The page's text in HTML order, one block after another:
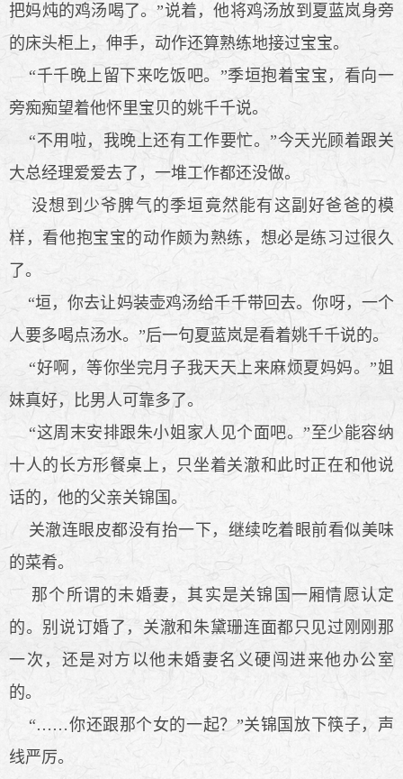
把妈炖的鸡汤喝了。”说着，他将鸡汤放到夏蓝岚身旁
的床头柜上，伸手，动作还算熟练地接过宝宝。
“千千晚上留下来吃饭吧。”季垣抱着宝宝，看向一
旁痴痴望着他怀里宝贝的姚千千说。
“不用啦，我晚上还有工作要忙。”今天光顾着跟关
大总经理爱爱去了，一堆工作都还没做。
没想到少爷脾气的季垣竟然能有这副好爸爸的模
样，看他抱宝宝的动作颇为熟练，想必是练习过很久
了。
“垣，你去让妈装壶鸡汤给千千带回去。你呀，一个
人要多喝点汤水。”后一句夏蓝岚是看着姚千千说的。
“好啊，等你坐完月子我天天上来麻烦夏妈妈。”姐
妹真好，比男人可靠多了。
“这周末安排跟朱小姐家人见个面吧。”至少能容纳
十人的长方形餐桌上，只坐着关澈和此时正在和他说
话的，他的父亲关锦国。
关澈连眼皮都没有抬一下，继续吃着眼前看似美味
的菜肴。
那个所谓的未婚妻，其实是关锦国一厢情愿认定
的。别说订婚了，关澈和朱黛珊连面都只见过刚刚那
一次，还是对方以他未婚妻名义硬闯进来他办公室
的。
“……你还跟那个女的一起？”关锦国放下筷子，声
线严厉。